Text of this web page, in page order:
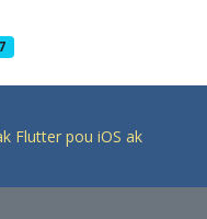
Flutter pou iOS ak